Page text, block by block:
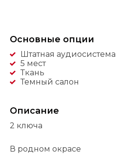
Основные опции
Штатная аудиосистема
5 мест
Ткань
Темный салон
Описание
2 ключа
В родном окрасе